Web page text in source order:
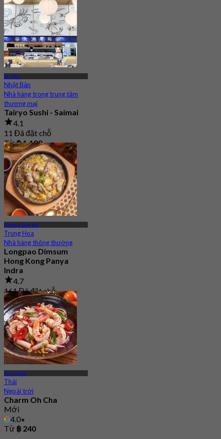
Sai Mai
Nhật Bản
Nhà hàng trong trung tâm
thương mại
Tairyo Sushi - Saimai
4.1
11 Đã đặt chỗ
Từ฿ 1,199
Khlong Sam Wa
Trung Hoa
Nhà hàng thông thường
Longpao Dimsum
Hong Kong Panya
Indra
4.7
161 Đã đặt chỗ
Từ฿ 230
Ram Intra
Thái
Ngoài trời
Charm Oh Cha
Mới
4.0
Từ ฿ 240